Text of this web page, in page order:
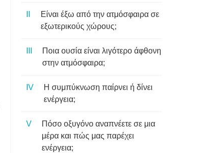
Είναι έξω από την ατμόσφαιρα σε
εξωτερικούς χώρους;
Ποια ουσία είναι λιγότερο άφθονη
στην ατμόσφαιρα;
Η συμπύκνωση παίρνει ή δίνει
ενέργεια;
Πόσο οξυγόνο αναπνέετε σε μια
μέρα και πώς μας παρέχει
ενέργεια;